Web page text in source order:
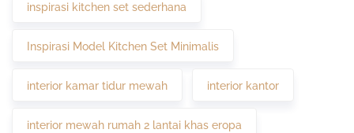
inspirasi kitchen set sederhana
Inspirasi Model Kitchen Set Minimalis
interior kamar tidur mewah interior kantor
interior mewah rumah 2 lantai khas eropa